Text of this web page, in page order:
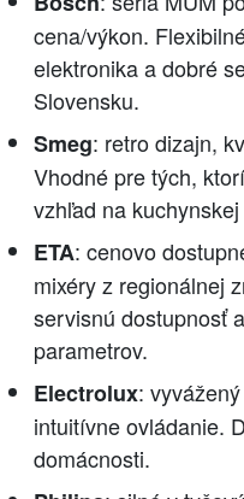
cena/výkon.
elektronika a dobré
Slovensku.
Smeg: retro dizajn,
Vhodné pre tých,
vzhľad na
ETA: cenovo
mixéry z regionálnej
servisnú dostupnosť
parametrov.
Electrolux:
intuitívne ovládanie.
domácnosti.